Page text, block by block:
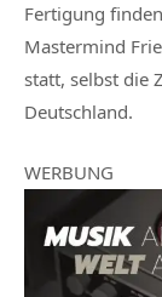
Fertigung
Mastermind
statt, selbst die
Deutschland.
WERBUNG